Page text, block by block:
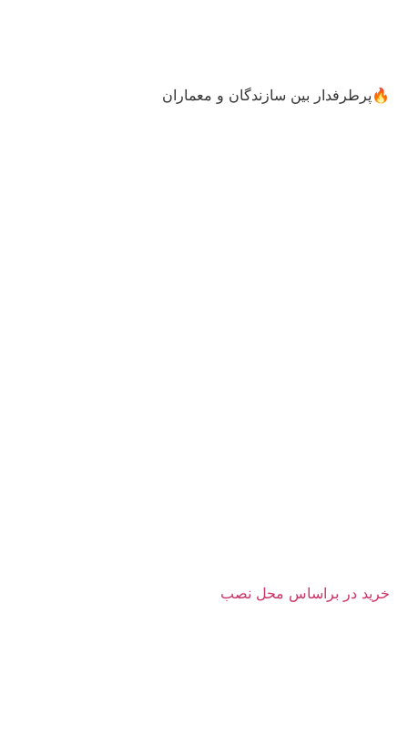
🔥پرطرفدار بین سازندگان و معماران
خرید در براساس محل نصب